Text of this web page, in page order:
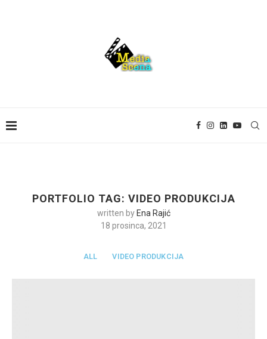
PORTFOLIO TAG: VIDEO PRODUKCIJA
written by Ena Rajić
18 prosinca, 2021
ALL VIDEO PRODUKCIJA